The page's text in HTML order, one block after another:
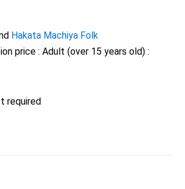
Hakata Machiya Folk
price : Adult (over 15 years old) :
required